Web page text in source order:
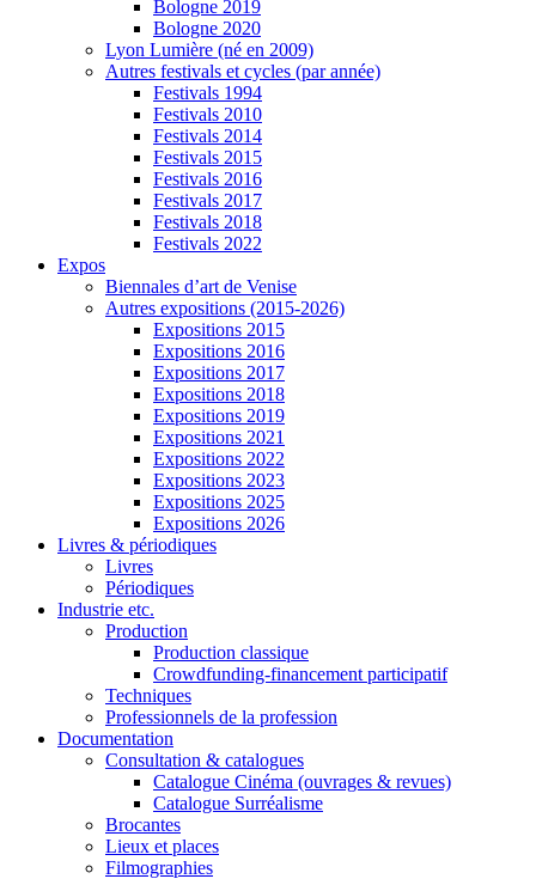
Bologne 2019
Bologne 2020
Lyon Lumière (né en 2009)
Autres festivals et cycles (par année)
Festivals 1994
Festivals 2010
Festivals 2014
Festivals 2015
Festivals 2016
Festivals 2017
Festivals 2018
Festivals 2022
Expos
Biennales d’art de Venise
Autres expositions (2015-2026)
Expositions 2015
Expositions 2016
Expositions 2017
Expositions 2018
Expositions 2019
Expositions 2021
Expositions 2022
Expositions 2023
Expositions 2025
Expositions 2026
Livres & périodiques
Livres
Périodiques
Industrie etc.
Production
Production classique
Crowdfunding-financement participatif
Techniques
Professionnels de la profession
Documentation
Consultation & catalogues
Catalogue Cinéma (ouvrages & revues)
Catalogue Surréalisme
Brocantes
Lieux et places
Filmographies